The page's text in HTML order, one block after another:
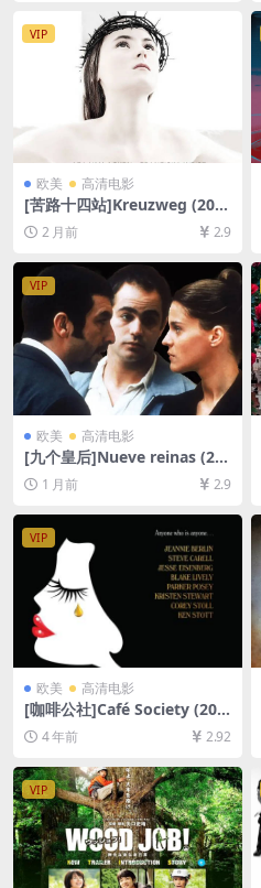
VIP
欧美 高清电影
[苦路十四站]Kreuzweg (201
4)[百度网盘+夸克网盘1080P
超清未删减资源][网盘在线播
放/下载][MP4/7.2GB][中英字
幕]
2 月前 2.9
VIP
欧美 高清电影
[九个皇后]Nueve reinas (20
00)[百度网盘+夸克网盘1080P
超清未删减资源][网盘在线播
放/下载][MP4/7.8GB][中文字
幕]
1 月前 2.9
VIP
欧美 高清电影
[咖啡公社]Café Society (201
6)[百度网盘+迅雷云盘资源10
80P超清未删减][MP4/6GB]
4 年前 2.92
VIP